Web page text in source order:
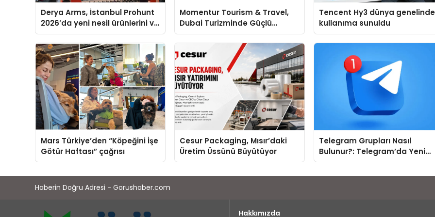
Derya Arms, İstanbul Prohunt
2026’da yeni nesil ürünlerini ve
global marka vizyonunu
sergiledi
Momentur Tourism & Travel,
Dubai Turizminde Güçlü
Operasyon Ağıyla Fark
Yaratıyor
Tencent Hy3 dünya genelinde
kullanıma sunuldu
Mars Türkiye’den “Köpeğini İşe
Götür Haftası” çağrısı
Cesur Packaging, Mısır’daki
Üretim Üssünü Büyütüyor
Telegram Grupları Nasıl
Bulunur?: Telegram’da Yeni
İnsanlarla Tanışmanın
Haberin Doğru Adresi - Gorushaber.com
Hakkımızda